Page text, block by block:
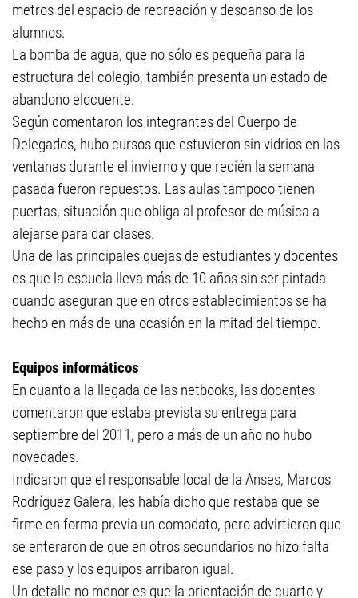
metros del espacio de recreación y descanso de los
alumnos.
La bomba de agua, que no sólo es pequeña para la
estructura del colegio, también presenta un estado de
abandono elocuente.
Según comentaron los integrantes del Cuerpo de
Delegados, hubo cursos que estuvieron sin vidrios en las
ventanas durante el invierno y que recién la semana
pasada fueron repuestos. Las aulas tampoco tienen
puertas, situación que obliga al profesor de música a
alejarse para dar clases.
Una de las principales quejas de estudiantes y docentes
es que la escuela lleva más de 10 años sin ser pintada
cuando aseguran que en otros establecimientos se ha
hecho en más de una ocasión en la mitad del tiempo.
Equipos informáticos
En cuanto a la llegada de las netbooks, las docentes
comentaron que estaba prevista su entrega para
septiembre del 2011, pero a más de un año no hubo
novedades.
Indicaron que el responsable local de la Anses, Marcos
Rodríguez Galera, les había dicho que restaba que se
firme en forma previa un comodato, pero advirtieron que
se enteraron de que en otros secundarios no hizo falta
ese paso y los equipos arribaron igual.
Un detalle no menor es que la orientación de cuarto y